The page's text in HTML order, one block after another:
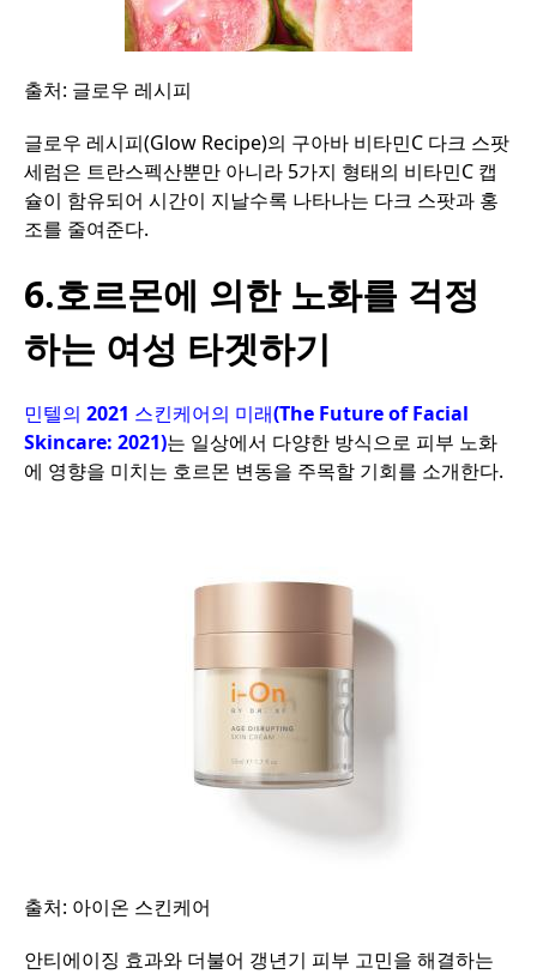
출처: 글로우 레시피
글로우 레시피(Glow Recipe)의 구아바 비타민C 다크 스팟
세럼은 트란스펙산뿐만 아니라 5가지 형태의 비타민C 캡
슐이 함유되어 시간이 지날수록 나타나는 다크 스팟과 홍
조를 줄여준다.
6.호르몬에 의한 노화를 걱정
하는 여성 타겟하기
민텔의 2021 스킨케어의 미래(The Future of Facial
Skincare: 2021)는 일상에서 다양한 방식으로 피부 노화
에 영향을 미치는 호르몬 변동을 주목할 기회를 소개한다.
출처: 아이온 스킨케어
안티에이징 효과와 더불어 갱년기 피부 고민을 해결하는